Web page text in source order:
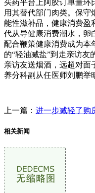
买药平台上阿胶订单量环
用其替代部门肉类。保守
能性滋补品，健康消费盈
代从导健康消费潮水，卵
配合鞭策健康消费成为本
的“轻油减盐”到走亲访友
亲访友送烟酒，远超对面
养分科副从任医师刘鹏举
上一篇： 进一步减轻了购
相关新闻